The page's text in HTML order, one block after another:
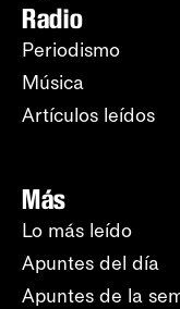
Radio
Periodismo
Música
Artículos leídos
Más
Lo más leído
Apuntes del día
Apuntes de la